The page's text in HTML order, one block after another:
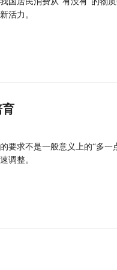
活力。
育
要求不是一般意义上的“多
调整。